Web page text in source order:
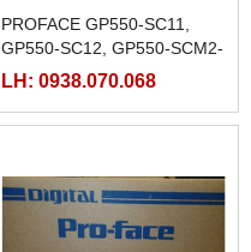
PROFACE GP550-SC11,
GP550-SC12, GP550-SCM2-
220, GP550-TC11, GP550-
LH: 0938.070.068